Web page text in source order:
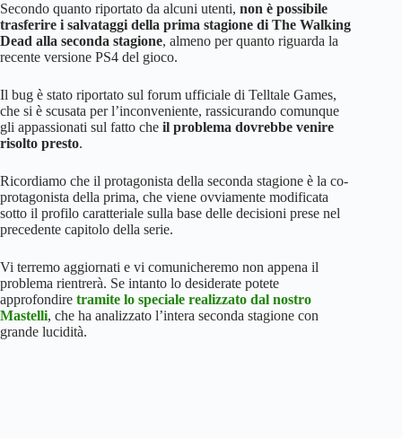
Secondo quanto riportato da alcuni utenti, non è possibile
trasferire i salvataggi della prima stagione di The Walking
Dead alla seconda stagione, almeno per quanto riguarda la
recente versione PS4 del gioco.
Il bug è stato riportato sul forum ufficiale di Telltale Games,
che si è scusata per l’inconveniente, rassicurando comunque
gli appassionati sul fatto che il problema dovrebbe venire
risolto presto.
Ricordiamo che il protagonista della seconda stagione è la co-
protagonista della prima, che viene ovviamente modificata
sotto il profilo caratteriale sulla base delle decisioni prese nel
precedente capitolo della serie.
Vi terremo aggiornati e vi comunicheremo non appena il
problema rientrerà. Se intanto lo desiderate potete
approfondire tramite lo speciale realizzato dal nostro
Mastelli, che ha analizzato l’intera seconda stagione con
grande lucidità.